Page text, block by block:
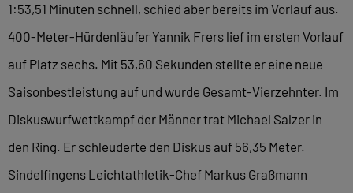
1:53,51 Minuten schnell, schied aber bereits im Vorlauf aus.
400-Meter-Hürdenläufer Yannik Frers lief im ersten Vorlauf
auf Platz sechs. Mit 53,60 Sekunden stellte er eine neue
Saisonbestleistung auf und wurde Gesamt-Vierzehnter. Im
Diskuswurfwettkampf der Männer trat Michael Salzer in
den Ring. Er schleuderte den Diskus auf 56,35 Meter.
Sindelfingens Leichtathletik-Chef Markus Graßmann